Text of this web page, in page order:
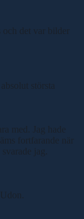
det var bilder
största
med. Jag hade
fortfarande när
jag.